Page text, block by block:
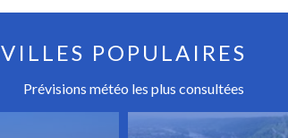
VILLES POPULAIRES
Prévisions météo les plus consultées